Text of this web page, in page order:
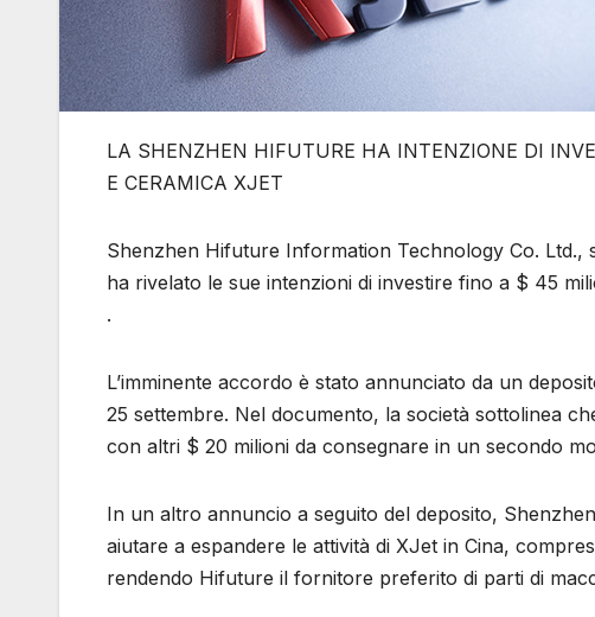
LA SHENZHEN HIFUTURE HA INTENZIONE DI
E CERAMICA XJET
Shenzhen Hifuture Information Technology Co.
ha rivelato le sue intenzioni di investire fino a $ 45
.
L’imminente accordo è stato annunciato da un
25 settembre. Nel documento, la società sottolinea
con altri $ 20 milioni da consegnare in un secondo
In un altro annuncio a seguito del deposito,
aiutare a espandere le attività di XJet in Cina,
rendendo Hifuture il fornitore preferito di parti di